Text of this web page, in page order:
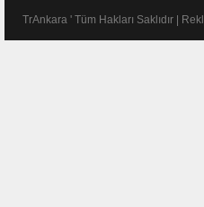
TrAnkara ' Tüm Hakları Saklıdır |